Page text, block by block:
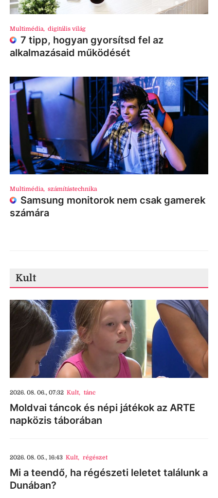
Multimédia, digitális világ
7 tipp, hogyan gyorsítsd fel az
alkalmazásaid működését
Multimédia, számítástechnika
Samsung monitorok nem csak gamerek
számára
Kult
2026. 08. 06., 07:32 Kult, tánc
Moldvai táncok és népi játékok az ARTE
napközis táborában
2026. 08. 05., 16:43 Kult, régészet
Mi a teendő, ha régészeti leletet találunk a
Dunában?